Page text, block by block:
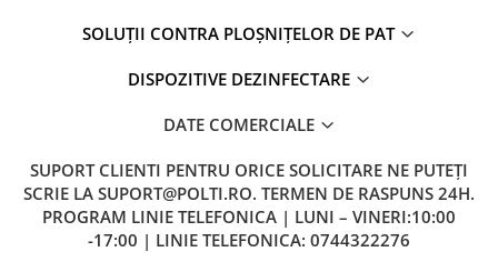
SOLUȚII CONTRA PLOȘNIȚELOR DE PAT
DISPOZITIVE DEZINFECTARE
DATE COMERCIALE
SUPORT CLIENTI PENTRU ORICE SOLICITARE NE PUTEȚI
SCRIE LA SUPORT@POLTI.RO. TERMEN DE RASPUNS 24H.
PROGRAM LINIE TELEFONICA | LUNI – VINERI:10:00
-17:00 | LINIE TELEFONICA: 0744322276